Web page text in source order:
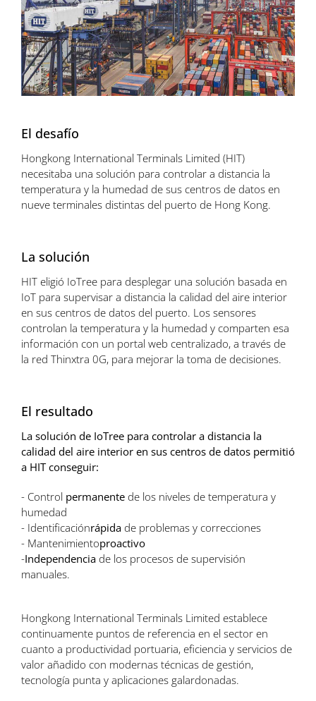
El desafío
Hongkong International Terminals Limited (HIT)
necesitaba una solución para controlar a distancia la
temperatura y la humedad de sus centros de datos en
nueve terminales distintas del puerto de Hong Kong.
La solución
HIT eligió IoTree para desplegar una solución basada en
IoT para supervisar a distancia la calidad del aire interior
en sus centros de datos del puerto. Los sensores
controlan la temperatura y la humedad y comparten esa
información con un portal web centralizado, a través de
la red Thinxtra 0G, para mejorar la toma de decisiones.
El resultado
La solución de IoTree para controlar a distancia la
calidad del aire interior en sus centros de datos permitió
a HIT conseguir:
- Control permanentede los niveles de temperatura y
humedad
- Identificaciónrápidade problemas y correcciones
- Mantenimientoproactivo
-Independencia de los procesos de supervisión
manuales.
Hongkong International Terminals Limited establece
continuamente puntos de referencia en el sector en
cuanto a productividad portuaria, eficiencia y servicios de
valor añadido con modernas técnicas de gestión,
tecnología punta y aplicaciones galardonadas.